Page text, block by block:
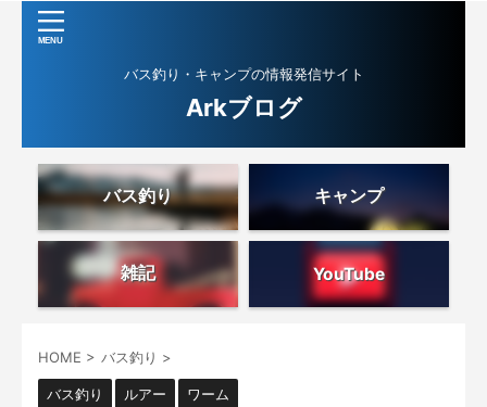
バス釣り・キャンプの情報発信サイト
Arkブログ
バス釣り キャンプ
雑記 YouTube
HOME > バス釣り >
バス釣り ルアー ワーム